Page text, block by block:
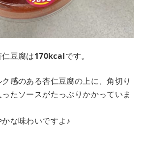
豆腐は170kcalです。
感のある杏仁豆腐の上に、角切り
たソースがたっぷりかかっていま
な味わいですよ♪